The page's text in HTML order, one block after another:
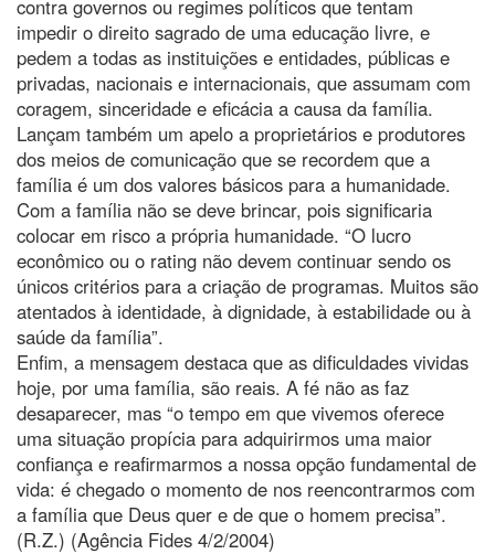
contra governos ou regimes políticos que tentam
impedir o direito sagrado de uma educação livre, e
pedem a todas as instituições e entidades, públicas e
privadas, nacionais e internacionais, que assumam com
coragem, sinceridade e eficácia a causa da família.
Lançam também um apelo a proprietários e produtores
dos meios de comunicação que se recordem que a
família é um dos valores básicos para a humanidade.
Com a família não se deve brincar, pois significaria
colocar em risco a própria humanidade. “O lucro
econômico ou o rating não devem continuar sendo os
únicos critérios para a criação de programas. Muitos são
atentados à identidade, à dignidade, à estabilidade ou à
saúde da família”.
Enfim, a mensagem destaca que as dificuldades vividas
hoje, por uma família, são reais. A fé não as faz
desaparecer, mas “o tempo em que vivemos oferece
uma situação propícia para adquirirmos uma maior
confiança e reafirmarmos a nossa opção fundamental de
vida: é chegado o momento de nos reencontrarmos com
a família que Deus quer e de que o homem precisa”.
(R.Z.) (Agência Fides 4/2/2004)